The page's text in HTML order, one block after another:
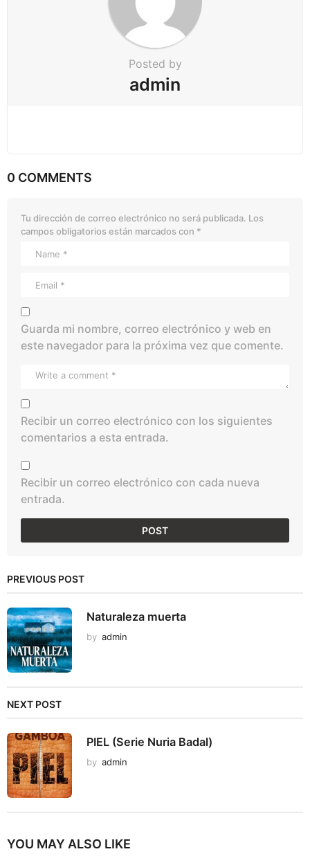
Posted by
admin
0 COMMENTS
Tu dirección de correo electrónico no será publicada. Los
campos obligatorios están marcados con *
Guarda mi nombre, correo electrónico y web en
este navegador para la próxima vez que comente.
Recibir un correo electrónico con los siguientes
comentarios a esta entrada.
Recibir un correo electrónico con cada nueva
entrada.
PREVIOUS POST
Naturaleza muerta
by admin
NEXT POST
PIEL (Serie Nuria Badal)
by admin
YOU MAY ALSO LIKE